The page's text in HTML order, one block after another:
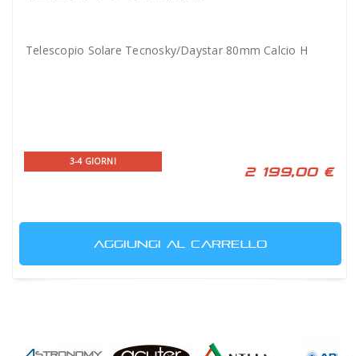
Telescopio Solare Tecnosky/Daystar 80mm Calcio H
3-4 GIORNI
2 199,00 €
AGGIUNGI AL CARRELLO